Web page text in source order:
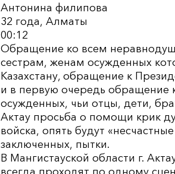
Антонина филипова
32 года, Алматы
00:12
Обращение ко всем
сестрам, женам осужденных
Казахстану, обращение к
и в первую очередь обращение
осужденных, чьи отцы, дети,
Актау просьба о помощи крик
войска, опять будут
заключенных, пытки.
В Мангистауской области г.
всегда проходят по одному